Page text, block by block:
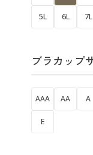
5L 6L 7L
ブラカップ
AAA AA A
E